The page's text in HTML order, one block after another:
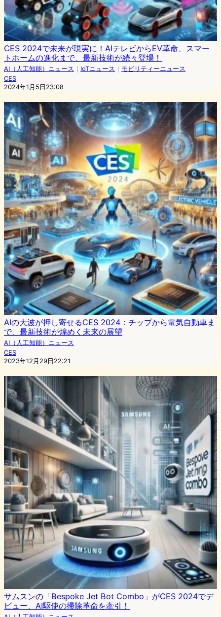
CES 2024で未来が現実に！AIテレビからEV革命、スマー
トホームの進化まで、最新技術が続々登場！
AI（人工知能）ニュース ｜ IoTニュース ｜ モビリティーニュース
CES
2024年1月5日23:08
AIの大波が押し寄せるCES 2024：チップから電気自動車ま
で、最新技術が煌めく未来の展望
AI（人工知能）ニュース
CES
2023年12月29日22:21
サムスンの「Bespoke Jet Bot Combo」がCES 2024でデ
ビュー、AI駆使の掃除革命を牽引！